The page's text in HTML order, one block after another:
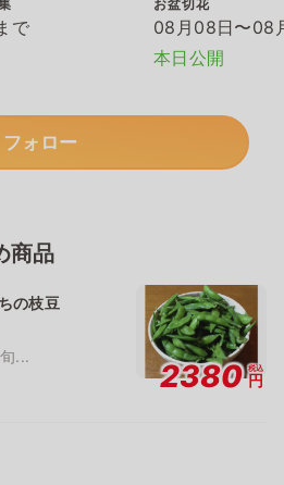
で
お盆切花
08月08日〜08
本日公開
フォロー
商品
の枝豆
...
2380 税込
円